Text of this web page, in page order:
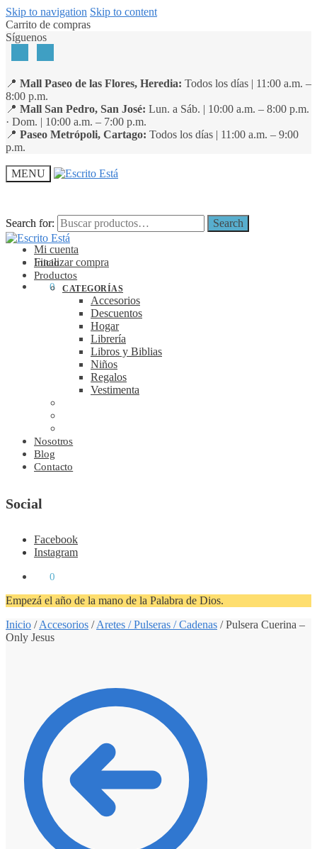
Skip to navigation Skip to content
Carrito de compras
Síguenos
📍 Mall Paseo de las Flores, Heredia: Todos los días | 11:00 a.m. –
8:00 p.m.
📍 Mall San Pedro, San José: Lun. a Sáb. | 10:00 a.m. – 8:00 p.m.
· Dom. | 10:00 a.m. – 7:00 p.m.
📍 Paseo Metrópoli, Cartago: Todos los días | 11:00 a.m. – 9:00
p.m.
MENU
Search for: Search
Mi cuenta
Finalizar compra
0
Search for: Search
Inicio
Productos
CATEGORÍAS
Accesorios
Descuentos
Hogar
Librería
Libros y Biblias
Niños
Regalos
Vestimenta
Nosotros
Blog
Contacto
Social
Facebook
Instagram
0
Empezá el año de la mano de la Palabra de Dios.
Inicio /Accesorios /Aretes / Pulseras / Cadenas /Pulsera Cuerina –
Only Jesus